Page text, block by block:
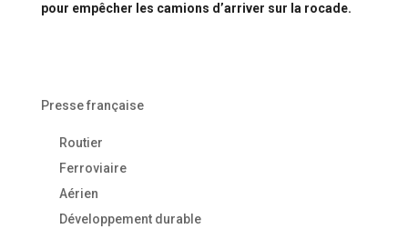
pour empêcher les camions d’arriver sur la rocade.
Presse française
Routier
Ferroviaire
Aérien
Développement durable